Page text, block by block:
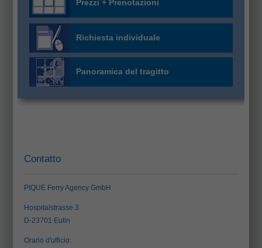
Prezzi + Prenotazioni
Richiesta individuale
Panoramica del tragitto
Contatto
PIQUE Ferry Agency GmbH
Hospitalstrasse 3
D-23701 Eutin
Orario d'ufficio: